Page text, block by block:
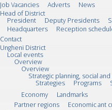
Job Vacancies Adverts
News
Head of District
President
Deputy Presidents
Headquarters
Reception
Contact
Ungheni District
Local events
Overview
Overview
Strategic planning, social
Strategies
Programs
Economy
Landmarks
Partner regions
Economic ant